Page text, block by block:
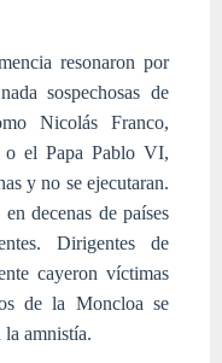
resonaron por
sospechosas de
Nicolás Franco,
o el Papa Pablo VI,
y no se ejecutaran.
decenas de países
Dirigentes de
cayeron víctimas
de la Moncloa se
amnistía.